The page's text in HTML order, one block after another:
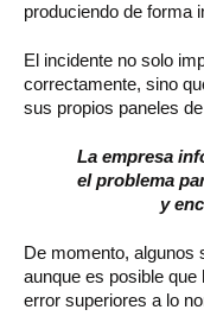
produciendo de forma
El incidente no solo
correctamente, sino
sus propios paneles
La empresa
el problema
y
De momento, algunos
aunque es posible
error superiores a lo